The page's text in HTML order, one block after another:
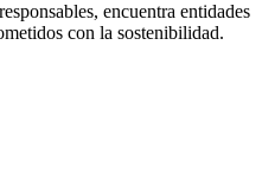
encuentra entidades
con la sostenibilidad.